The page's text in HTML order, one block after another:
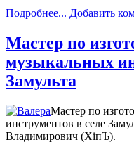
Подробнее... Добавить
Мастер по
музыкальных
Замульта
Мастер по
инструментов в селе
Владимирович (ХiпЪ).